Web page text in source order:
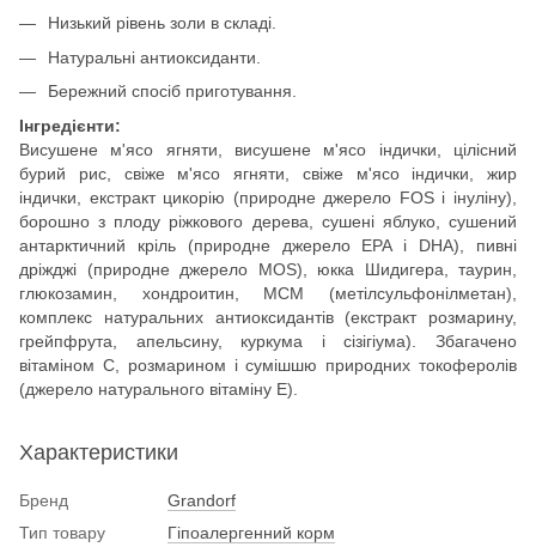
Низький рівень золи в складі.
Натуральні антиоксиданти.
Бережний спосіб приготування.
Інгредієнти:
Висушене м'ясо ягняти, висушене м'ясо індички, цілісний
бурий рис, свіже м'ясо ягняти, свіже м'ясо індички, жир
індички, екстракт цикорію (природне джерело FOS і інуліну),
борошно з плоду ріжкового дерева, сушені яблуко, сушений
антарктичний кріль (природне джерело EPA і DHA), пивні
дріжджі (природне джерело MOS), юкка Шидигера, таурин,
глюкозамин, хондроитин, МСМ (метілсульфонілметан),
комплекс натуральних антиоксидантів (екстракт розмарину,
грейпфрута, апельсину, куркума і сізігіума). Збагачено
вітаміном С, розмарином і сумішшю природних токоферолів
(джерело натурального вітаміну Е).
Характеристики
Бренд
Grandorf
Тип товару
Гіпоалергенний корм